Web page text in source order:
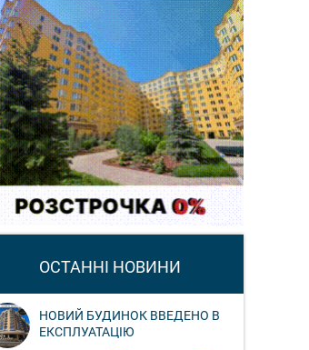
ОСТАННІ НОВИНИ
НОВИЙ БУДИНОК ВВЕДЕНО В
ЕКСПЛУАТАЦІЮ